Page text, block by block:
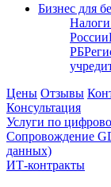
Бизнес для
Налоги
России
РБ
Цены Отзывы
Консультация
Услуги по
Сопровождение
данных)
ИТ-контракты